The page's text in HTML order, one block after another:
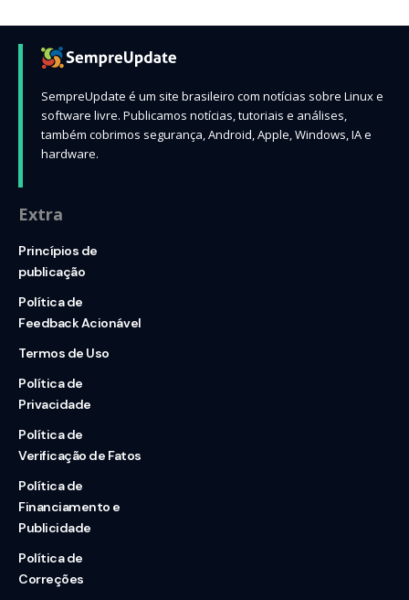
SempreUpdate é um site brasileiro com notícias sobre Linux e
software livre. Publicamos notícias, tutoriais e análises,
também cobrimos segurança, Android, Apple, Windows, IA e
hardware.
Extra
Princípios de
publicação
Política de
Feedback Acionável
Termos de Uso
Política de
Privacidade
Política de
Verificação de Fatos
Política de
Financiamento e
Publicidade
Política de
Correções